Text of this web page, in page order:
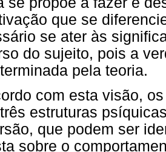
que se
se ater às
do sujeito, pois a
pela teoria.
com esta visão,
estruturas
que podem ser
sobre o